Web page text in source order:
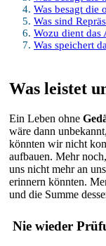
Was besagt die
Was sind
Wozu dient das
Was speichert
Was leistet
Ein Leben ohne
wäre dann
könnten wir nicht
aufbauen. Mehr
uns nicht mehr an
erinnern könnten.
und die Summe
Nie wieder